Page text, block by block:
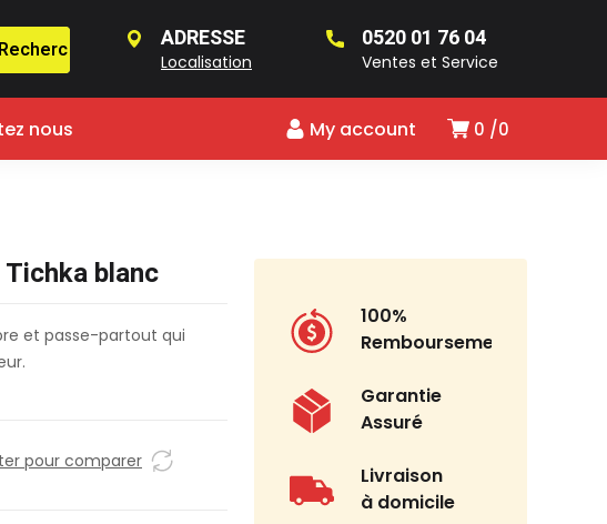
ADRESSE
Localisation
0520 01 76 04
Ventes et Service
0 0
My account
nous
blanc
et passe-partout qui
pour comparer
100%
Remboursement
Garantie
Assuré
Livraison
à domicile